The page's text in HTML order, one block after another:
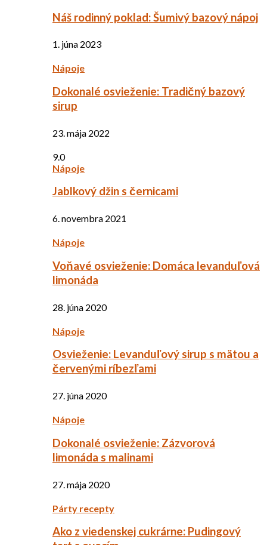
Náš rodinný poklad: Šumivý bazový nápoj
1. júna 2023
Nápoje
Dokonalé osvieženie: Tradičný bazový
sirup
23. mája 2022
9.0
Nápoje
Jablkový džin s černicami
6. novembra 2021
Nápoje
Voňavé osvieženie: Domáca levanduľová
limonáda
28. júna 2020
Nápoje
Osvieženie: Levanduľový sirup s mätou a
červenými ríbezľami
27. júna 2020
Nápoje
Dokonalé osvieženie: Zázvorová
limonáda s malinami
27. mája 2020
Párty recepty
Ako z viedenskej cukrárne: Pudingový